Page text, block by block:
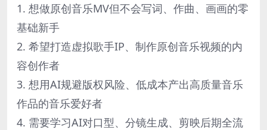
1. 想做原创音乐MV但不会写词、作曲、画画的零
基础新手
2. 希望打造虚拟歌手IP、制作原创音乐视频的内
容创作者
3. 想用AI规避版权风险、低成本产出高质量音乐
作品的音乐爱好者
4. 需要学习AI对口型、分镜生成、剪映后期全流